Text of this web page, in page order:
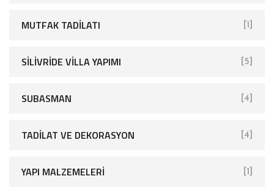
MUTFAK TADILATI [1]
SİLİVRİDE VİLLA YAPIMI [5]
SUBASMAN [4]
TADILAT VE DEKORASYON [4]
YAPI MALZEMELERI [1]